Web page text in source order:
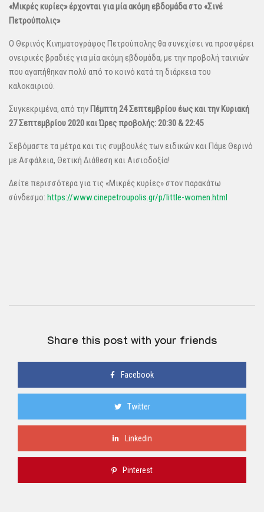
«Μικρές κυρίες» έρχονται για μία ακόμη εβδομάδα στο «Σινέ
Πετρούπολις»
Ο Θερινός Κινηματογράφος Πετρούπολης θα συνεχίσει να προσφέρει
ονειρικές βραδιές για μία ακόμη εβδομάδα, με την προβολή ταινιών
που αγαπήθηκαν πολύ από το κοινό κατά τη διάρκεια του
καλοκαιριού.
Συγκεκριμένα, από την Πέμπτη 24 Σεπτεμβρίου έωςκαι την Κυριακή
27 Σεπτεμβρίου 2020 καιΏρες προβολής: 20:30 & 22:45
Σεβόμαστε τα μέτρα και τις συμβουλές των ειδικών και Πάμε Θερινό
με Ασφάλεια, Θετική Διάθεση και Αισιοδοξία!
Δείτε περισσότερα για τις «Μικρές κυρίες» στον παρακάτω
σύνδεσμο: https://www.cinepetroupolis.gr/p/little-women.html
Share this post with your friends
Facebook
Twitter
Linkedin
Pinterest